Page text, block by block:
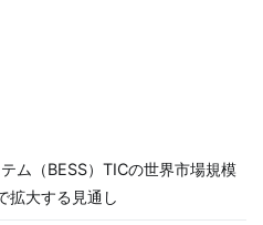
ム（BESS）TICの世界市場規模
拡大する見通し